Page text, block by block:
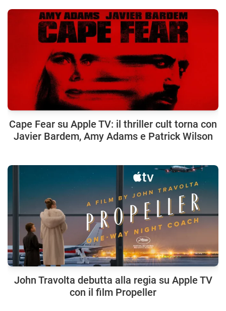
Cape Fear su Apple TV: il thriller cult torna con
Javier Bardem, Amy Adams e Patrick Wilson
John Travolta debutta alla regia su Apple TV
con il film Propeller